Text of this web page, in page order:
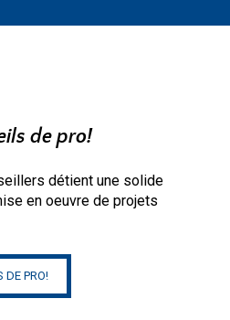
de pro!
détient une solide
en oeuvre de projets
DE PRO!